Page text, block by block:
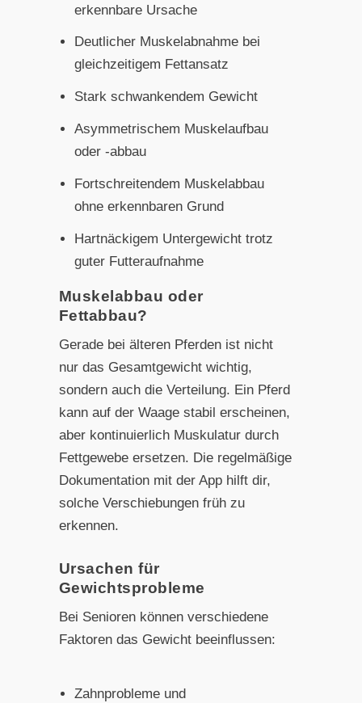
erkennbare Ursache
Deutlicher Muskelabnahme bei
gleichzeitigem Fettansatz
Stark schwankendem Gewicht
Asymmetrischem Muskelaufbau
oder -abbau
Fortschreitendem Muskelabbau
ohne erkennbaren Grund
Hartnäckigem Untergewicht trotz
guter Futteraufnahme
Muskelabbau oder
Fettabbau?
Gerade bei älteren Pferden ist nicht
nur das Gesamtgewicht wichtig,
sondern auch die Verteilung. Ein Pferd
kann auf der Waage stabil erscheinen,
aber kontinuierlich Muskulatur durch
Fettgewebe ersetzen. Die regelmäßige
Dokumentation mit der App hilft dir,
solche Verschiebungen früh zu
erkennen.
Ursachen für
Gewichtsprobleme
Bei Senioren können verschiedene
Faktoren das Gewicht beeinflussen:
Zahnprobleme und